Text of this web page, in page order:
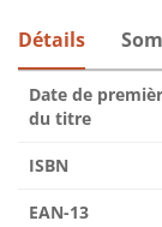
Détails
Date de
du titre
ISBN
EAN-13